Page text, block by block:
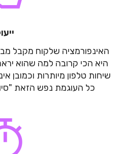
האינפורמציה שלקוח מקבל
היא הכי קרובה למה שהוא
שיחות טלפון מיותרות וכמובן
כל העוגמת נפש הזאת